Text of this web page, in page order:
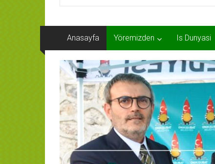
Anasayfa Yöremizden Is Dunyasi